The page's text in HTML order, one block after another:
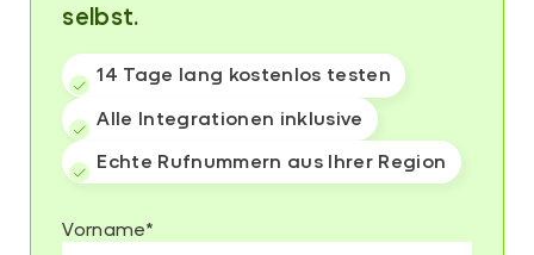
selbst.
14 Tage lang kostenlos testen
Alle Integrationen inklusive
Echte Rufnummern aus Ihrer Region
Vorname*